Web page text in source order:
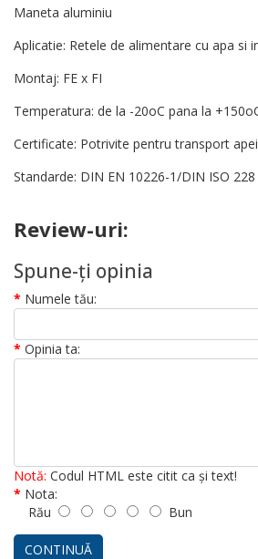
Maneta aluminiu
Aplicatie: Retele de alimentare cu apa si
Montaj: FE x FI
Temperatura: de la -20oC pana la
Certificate: Potrivite pentru transport
Standarde: DIN EN 10226-1/DIN ISO 228
Review-uri:
Spune-ţi opinia
Numele tău:
Opinia ta:
Notă: Codul HTML este citit ca şi text!
Nota:
Rău
Bun
CONTINUĂ